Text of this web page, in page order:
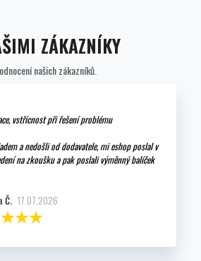
ZÁKAZNÍKY
našich zákazníků.
vstřícnost při řešení problému
a nedošli od dodavatele, mi eshop poslal v
na zkoušku a pak poslali výměnný balíček
Č. 17.07.2026